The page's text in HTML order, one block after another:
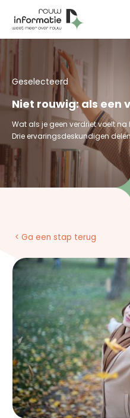
Geselecteerd
Niet rouwig: als een
Wat als je geen verdriet voelt
Drie ervaringsdeskundigen
< Ga een stap terug